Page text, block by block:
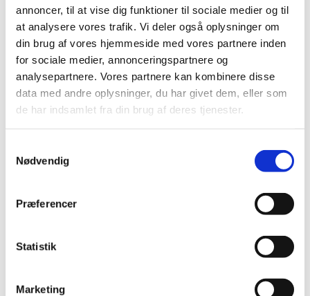
annoncer, til at vise dig funktioner til sociale medier og til
at analysere vores trafik. Vi deler også oplysninger om
din brug af vores hjemmeside med vores partnere inden
for sociale medier, annonceringspartnere og
analysepartnere. Vores partnere kan kombinere disse
data med andre oplysninger, du har givet dem, eller som
de har indsamlet fra din brug af deres tjenester.
Nødvendig
Præferencer
Statistik
Marketing